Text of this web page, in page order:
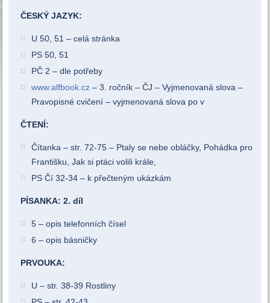
ČESKÝ JAZYK:
U 50, 51 – celá stránka
PS 50, 51
PČ 2 – dle potřeby
www.alfbook.cz – 3. ročník – ČJ – Vyjmenovaná slova –
Pravopisné cvičení – vyjmenovaná slova po v
ČTENÍ:
Čítanka – str. 72-75 – Ptaly se nebe obláčky, Pohádka pro
Františku, Jak si ptáci volili krále,
PS Čí 32-34 – k přečteným ukázkám
PÍSANKA: 2. díl
5 – opis telefonních čísel
6 – opis básničky
PRVOUKA:
U – str. 38-39 Rostliny